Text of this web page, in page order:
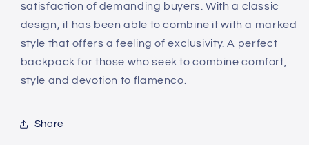
satisfaction of demanding buyers. With a classic
design, it has been able to combine it with a marked
style that offers a feeling of exclusivity. A perfect
backpack for those who seek to combine comfort,
style and devotion to flamenco.
Share